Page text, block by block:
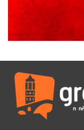
H παραδοχή λαθών
5 Αυγούστου 2026
Ο ΑΝΔΡΕΑΣ
ΓΡΕΒΕΝΩΝ
Ευχαριστήριο
Παρασχάκη Αθανάσιο
5 Αυγούστου 2026
Διακοπή
5 Αυγούστου 2026